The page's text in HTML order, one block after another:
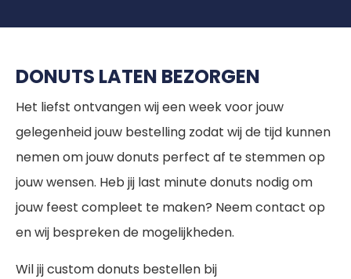
DONUTS LATEN BEZORGEN
Het liefst ontvangen wij een week voor jouw
gelegenheid jouw bestelling zodat wij de tijd kunnen
nemen om jouw donuts perfect af te stemmen op
jouw wensen. Heb jij last minute donuts nodig om
jouw feest compleet te maken? Neem contact op
en wij bespreken de mogelijkheden.
Wil jij custom donuts bestellen bij